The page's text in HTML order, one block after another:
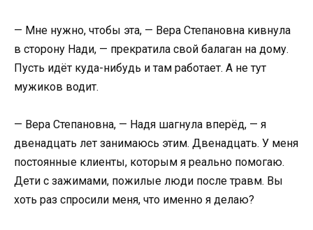
— Мне нужно, чтобы эта, — Вера Степановна кивнула
в сторону Нади, — прекратила свой балаган на дому.
Пусть идёт куда-нибудь и там работает. А не тут
мужиков водит.
— Вера Степановна, — Надя шагнула вперёд, — я
двенадцать лет занимаюсь этим. Двенадцать. У меня
постоянные клиенты, которым я реально помогаю.
Дети с зажимами, пожилые люди после травм. Вы
хоть раз спросили меня, что именно я делаю?